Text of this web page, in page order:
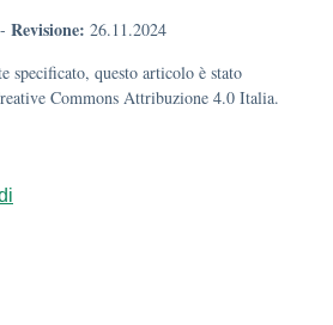
- Revisione: 26.11.2024
specificato, questo articolo è stato
Commons Attribuzione 4.0 Italia.